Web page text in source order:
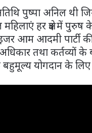
पुष्पा अनिल थी
हर क्षेत्र में
आम आदमी पार्टी
तथा कर्तव्यों के
बहुमूल्य योगदान के लिए